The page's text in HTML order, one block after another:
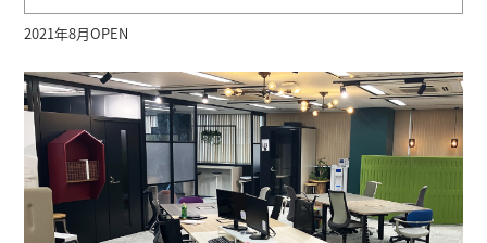
2021年8月OPEN